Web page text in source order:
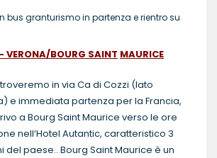
bus granturismo in partenza e rientro su
BOURG SAINT MAURICE
in via Ca di Cozzi (lato
e immediata partenza per la Francia,
a Bourg Saint Maurice verso le ore
nell’Hotel Autantic, caratteristico 3
del paese.. Bourg Saint Maurice è un